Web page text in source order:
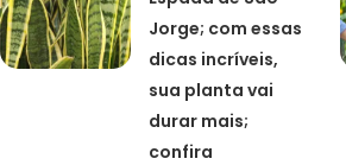
Jorge; com essas
dicas incríveis,
sua planta vai
durar mais;
confira